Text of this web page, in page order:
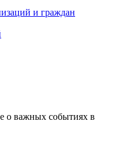
и граждан
о важных событиях в